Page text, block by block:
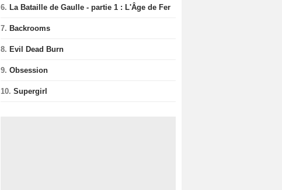
6. La Bataille de Gaulle - partie 1 : L'Âge de Fer
7. Backrooms
8. Evil Dead Burn
9. Obsession
10. Supergirl